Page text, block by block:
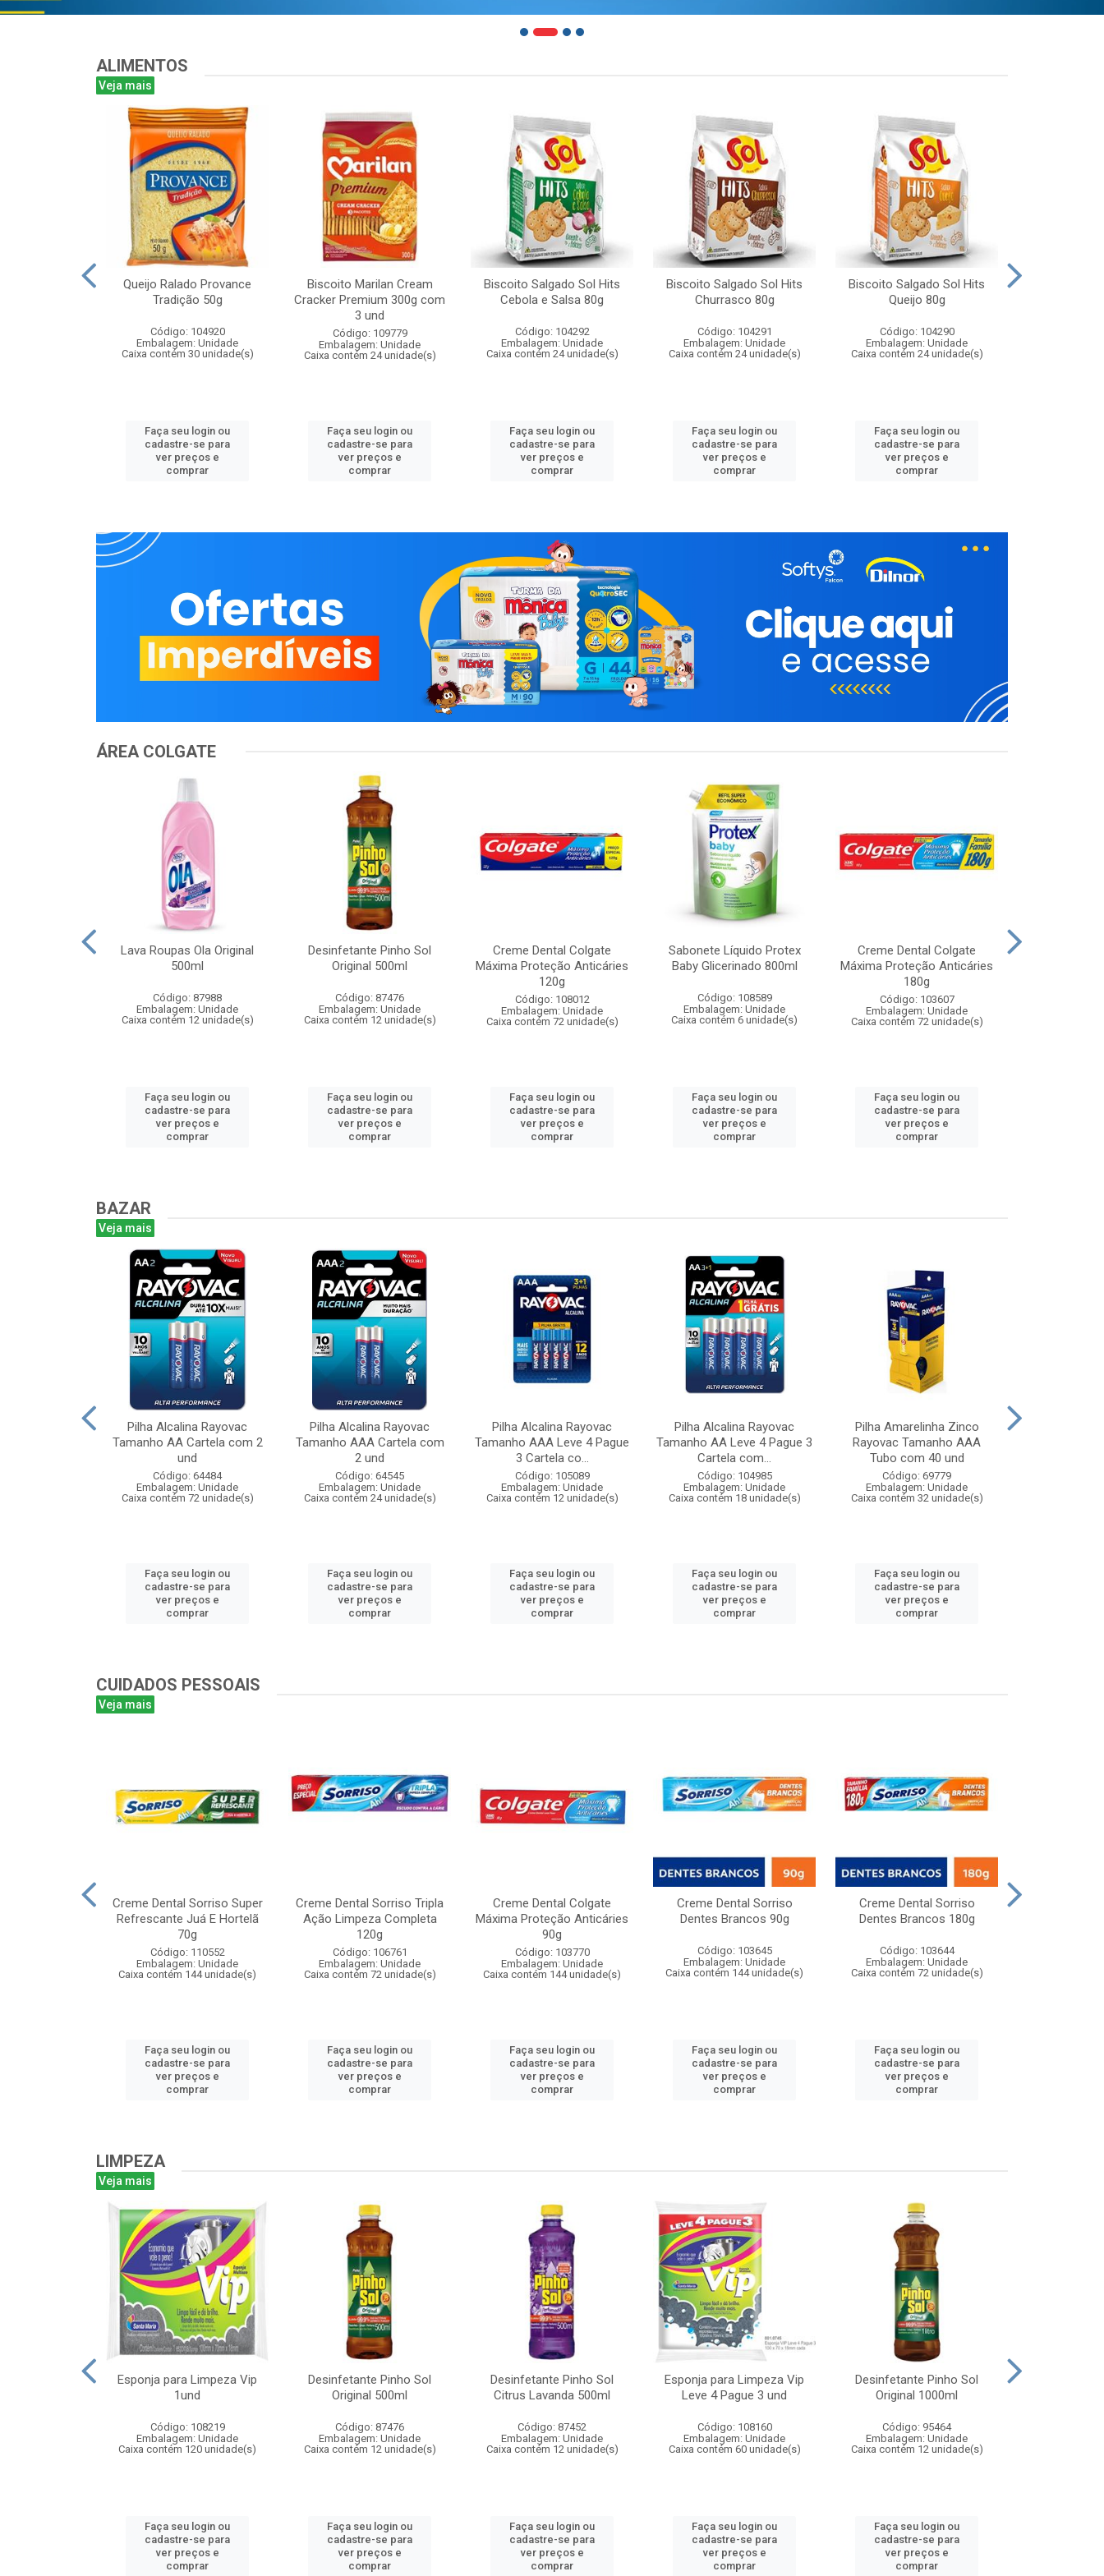
ALIMENTOS
Veja mais
Queijo Ralado Provance
Tradição 50g
Código: 104920
Embalagem: Unidade
Caixa contém 30 unidade(s)
Faça seu login ou
cadastre-se para
ver preços e
comprar
Biscoito Marilan Cream
Cracker Premium 300g com
3 und
Código: 109779
Embalagem: Unidade
Caixa contém 24 unidade(s)
Faça seu login ou
cadastre-se para
ver preços e
comprar
Biscoito Salgado Sol Hits
Cebola e Salsa 80g
Código: 104292
Embalagem: Unidade
Caixa contém 24 unidade(s)
Faça seu login ou
cadastre-se para
ver preços e
comprar
Biscoito Salgado Sol Hits
Churrasco 80g
Código: 104291
Embalagem: Unidade
Caixa contém 24 unidade(s)
Faça seu login ou
cadastre-se para
ver preços e
comprar
Biscoito Salgado Sol Hits
Queijo 80g
Código: 104290
Embalagem: Unidade
Caixa contém 24 unidade(s)
Faça seu login ou
cadastre-se para
ver preços e
comprar
ÁREA COLGATE
Lava Roupas Ola Original
500ml
Código: 87988
Embalagem: Unidade
Caixa contém 12 unidade(s)
Faça seu login ou
cadastre-se para
ver preços e
comprar
Desinfetante Pinho Sol
Original 500ml
Código: 87476
Embalagem: Unidade
Caixa contém 12 unidade(s)
Faça seu login ou
cadastre-se para
ver preços e
comprar
Creme Dental Colgate
Máxima Proteção Anticáries
120g
Código: 108012
Embalagem: Unidade
Caixa contém 72 unidade(s)
Faça seu login ou
cadastre-se para
ver preços e
comprar
Sabonete Líquido Protex
Baby Glicerinado 800ml
Código: 108589
Embalagem: Unidade
Caixa contém 6 unidade(s)
Faça seu login ou
cadastre-se para
ver preços e
comprar
Creme Dental Colgate
Máxima Proteção Anticáries
180g
Código: 103607
Embalagem: Unidade
Caixa contém 72 unidade(s)
Faça seu login ou
cadastre-se para
ver preços e
comprar
BAZAR
Veja mais
Pilha Alcalina Rayovac
Tamanho AA Cartela com 2
und
Código: 64484
Embalagem: Unidade
Caixa contém 72 unidade(s)
Faça seu login ou
cadastre-se para
ver preços e
comprar
Pilha Alcalina Rayovac
Tamanho AAA Cartela com
2 und
Código: 64545
Embalagem: Unidade
Caixa contém 24 unidade(s)
Faça seu login ou
cadastre-se para
ver preços e
comprar
Pilha Alcalina Rayovac
Tamanho AAA Leve 4 Pague
3 Cartela co...
Código: 105089
Embalagem: Unidade
Caixa contém 12 unidade(s)
Faça seu login ou
cadastre-se para
ver preços e
comprar
Pilha Alcalina Rayovac
Tamanho AA Leve 4 Pague 3
Cartela com...
Código: 104985
Embalagem: Unidade
Caixa contém 18 unidade(s)
Faça seu login ou
cadastre-se para
ver preços e
comprar
Pilha Amarelinha Zinco
Rayovac Tamanho AAA
Tubo com 40 und
Código: 69779
Embalagem: Unidade
Caixa contém 32 unidade(s)
Faça seu login ou
cadastre-se para
ver preços e
comprar
CUIDADOS PESSOAIS
Veja mais
Creme Dental Sorriso Super
Refrescante Juá E Hortelã
70g
Código: 110552
Embalagem: Unidade
Caixa contém 144 unidade(s)
Faça seu login ou
cadastre-se para
ver preços e
comprar
Creme Dental Sorriso Tripla
Ação Limpeza Completa
120g
Código: 106761
Embalagem: Unidade
Caixa contém 72 unidade(s)
Faça seu login ou
cadastre-se para
ver preços e
comprar
Creme Dental Colgate
Máxima Proteção Anticáries
90g
Código: 103770
Embalagem: Unidade
Caixa contém 144 unidade(s)
Faça seu login ou
cadastre-se para
ver preços e
comprar
Creme Dental Sorriso
Dentes Brancos 90g
Código: 103645
Embalagem: Unidade
Caixa contém 144 unidade(s)
Faça seu login ou
cadastre-se para
ver preços e
comprar
Creme Dental Sorriso
Dentes Brancos 180g
Código: 103644
Embalagem: Unidade
Caixa contém 72 unidade(s)
Faça seu login ou
cadastre-se para
ver preços e
comprar
LIMPEZA
Veja mais
Esponja para Limpeza Vip
1und
Código: 108219
Embalagem: Unidade
Caixa contém 120 unidade(s)
Faça seu login ou
cadastre-se para
ver preços e
comprar
Desinfetante Pinho Sol
Original 500ml
Código: 87476
Embalagem: Unidade
Caixa contém 12 unidade(s)
Faça seu login ou
cadastre-se para
ver preços e
comprar
Desinfetante Pinho Sol
Citrus Lavanda 500ml
Código: 87452
Embalagem: Unidade
Caixa contém 12 unidade(s)
Faça seu login ou
cadastre-se para
ver preços e
comprar
Esponja para Limpeza Vip
Leve 4 Pague 3 und
Código: 108160
Embalagem: Unidade
Caixa contém 60 unidade(s)
Faça seu login ou
cadastre-se para
ver preços e
comprar
Desinfetante Pinho Sol
Original 1000ml
Código: 95464
Embalagem: Unidade
Caixa contém 12 unidade(s)
Faça seu login ou
cadastre-se para
ver preços e
comprar